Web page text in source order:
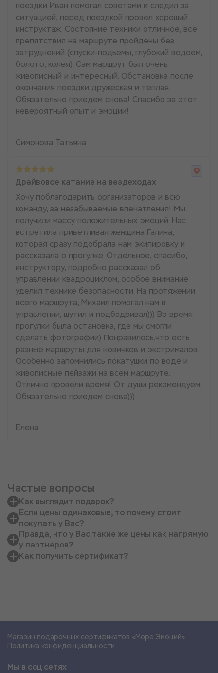
поездки Иван помогал советами и следил за
ситуацией, перед поездкой провел хороший
инструктаж. Состояние техники отличное, все
препятствия на маршруте пройдены без
затруднений (спуски-подьемы, глубокий водоем,
болото, колея). Сам маршрут был очень
живописный и интересный. Обстановка после
окончания поездки дружеская и теплая.
Обязательно приедем снова! Спасибо за этот
невероятный опыт и эмоции!
Симонова Татьяна
Драйвовое катание на вездеходах
Хочу поблагодарить организаторов и всю
команду, за незабываемые впечатления! Мы
получили массу положительных эмоций. Нас
встретила приветливая женщина Галина,
которая сразу подобрала нам экипировку и
рассказала о прогулке. Отдельное, спасибо,
инструктору, подробно рассказал об
управлении квадроциклом, особое внимание
уделил технике безопасности. На протяжении
всего маршрута, Михаил помогал нам в
управлении, шутил и подбадривал))) Во время
прогулки была остановка, где мы смогли
сделать фотографии) Понравилось,что есть
разные маршруты:для новичков и экстрималов.
Особенно запомнились покатушки по воде и
живописные пейзажи на всем маршруте.
Отлично провели время! От души рекомендуем.
Обязательно приедем снова)))
Елена
Частые вопросы
Как выглядит подарок?
Если цены одинаковые, то почему стоит
покупать у Вас?
Правда, что у Вас такие же цены как напрямую
у партнеров?
Как получить сертификат?
Магазин подарочных сертификатов «Море Эмоций»
Политика конфиденциальности
Мы в соц сетях